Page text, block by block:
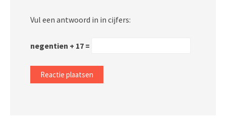
Vul een antwoord in in cijfers:
negentien + 17 =